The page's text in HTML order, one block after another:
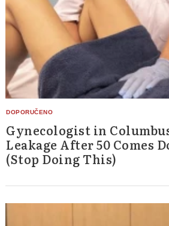
Gynecologist in
Leakage After 50 Comes
(Stop Doing This)